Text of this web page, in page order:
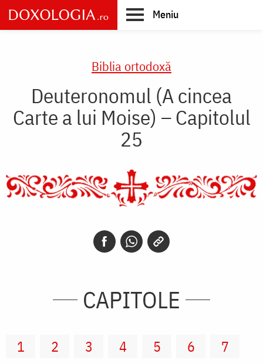
Skip
to
main
Meniu
Biblia ortodoxă
Deuteronomul (A cincea
Carte a lui Moise) – Capitolul
25
CAPITOLE
1 2 3 4 5 6
7